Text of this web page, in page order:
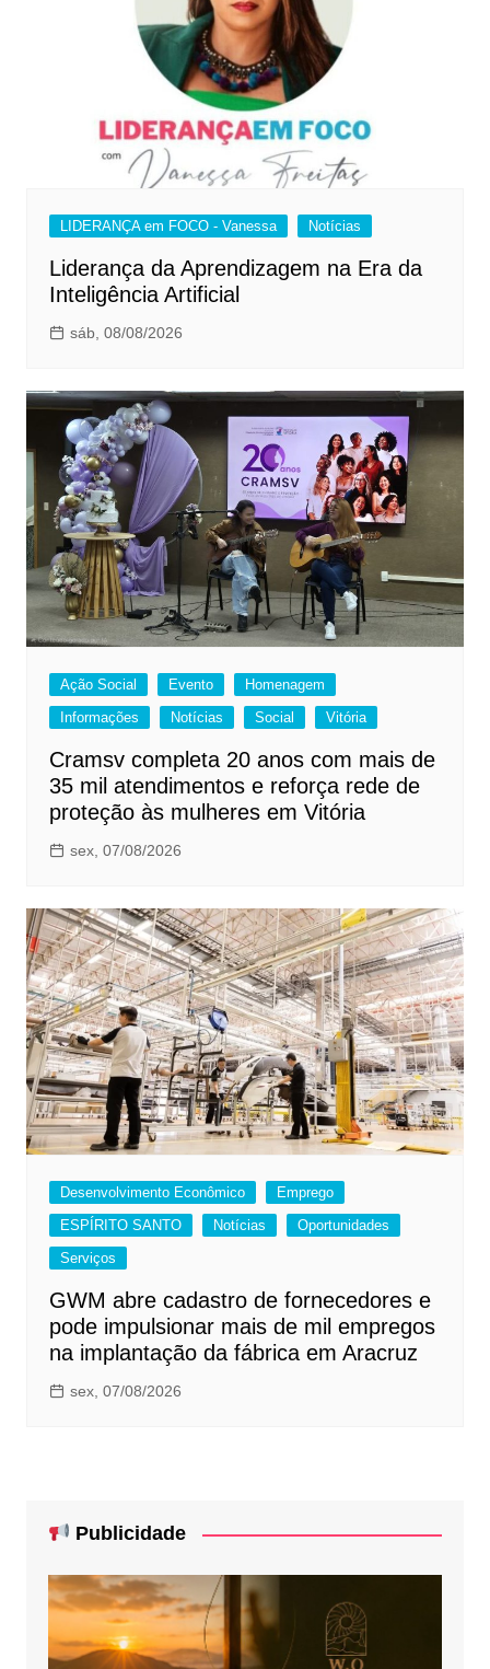
LIDERANÇA em FOCO - Vanessa Notícias
Liderança da Aprendizagem na Era da
Inteligência Artificial
sáb, 08/08/2026
Ação Social Evento
Homenagem
Informações
Notícias Social Vitória
Cramsv completa 20 anos com mais de
35 mil atendimentos e reforça rede de
proteção às mulheres em Vitória
sex, 07/08/2026
Desenvolvimento Econômico
Emprego
ESPÍRITO SANTO
Notícias
Oportunidades
Serviços
GWM abre cadastro de fornecedores e
pode impulsionar mais de mil empregos
na implantação da fábrica em Aracruz
sex, 07/08/2026
Publicidade